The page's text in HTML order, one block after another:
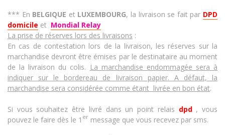
*** En BELGIQUE et LUXEMBOURG, la livraison se fait par DPD
domicile et Mondial Relay
La prise de réserves lors des livraisons :
En cas de contestation lors de la livraison, les réserves sur la
marchandise devront être émises par le destinataire au moment
de la livraison du colis. La marchandise endommagée sera à
indiquer sur le bordereau de livraison papier. A défaut, la
marchandise sera considérée comme étant livrée en bon état.
Si vous souhaitez être livré dans un point relais dpd, vous
pouvez le faire dès le 1 er message que vous recevez par sms.